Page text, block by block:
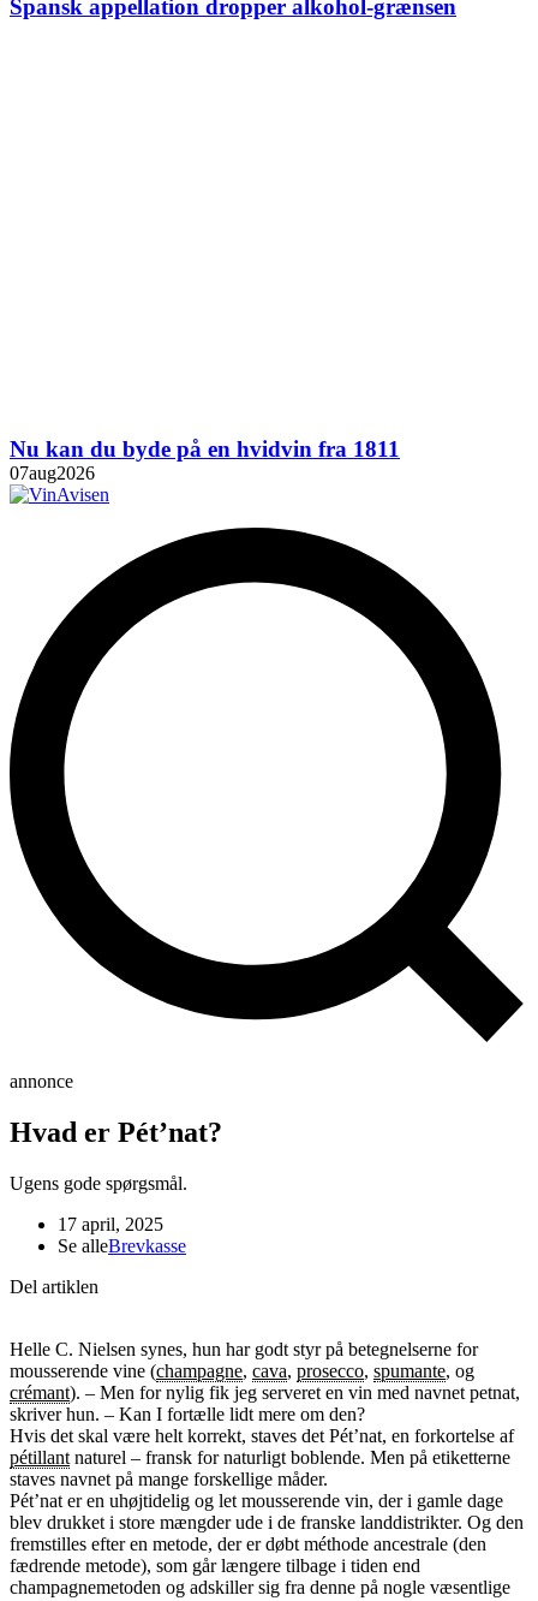
Spansk appellation dropper alkohol-grænsen
Nu kan du byde på en hvidvin fra 1811
07aug2026
annonce
Hvad er Pét’nat?
Ugens gode spørgsmål.
17 april, 2025
Se alleBrevkasse
Del artiklen
Helle C. Nielsen synes, hun har godt styr på betegnelserne for
mousserende vine (champagne, cava, prosecco, spumante, og
crémant). – Men for nylig fik jeg serveret en vin med navnet petnat,
skriver hun. – Kan I fortælle lidt mere om den?
Hvis det skal være helt korrekt, staves det Pét’nat, en forkortelse af
pétillant naturel – fransk for naturligt boblende. Men på etiketterne
staves navnet på mange forskellige måder.
Pét’nat er en uhøjtidelig og let mousserende vin, der i gamle dage
blev drukket i store mængder ude i de franske landdistrikter. Og den
fremstilles efter en metode, der er døbt méthode ancestrale (den
fædrende metode), som går længere tilbage i tiden end
champagnemetoden og adskiller sig fra denne på nogle væsentlige